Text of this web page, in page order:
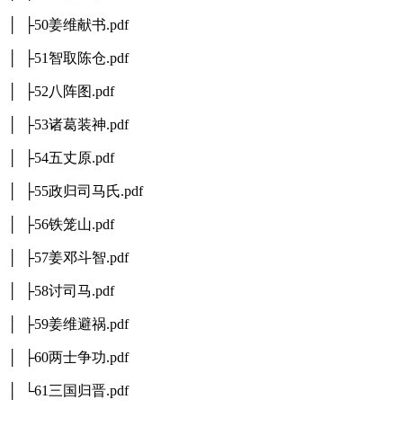
│ ├50姜维献书.pdf
│ ├51智取陈仓.pdf
│ ├52八阵图.pdf
│ ├53诸葛装神.pdf
│ ├54五丈原.pdf
│ ├55政归司马氏.pdf
│ ├56铁笼山.pdf
│ ├57姜邓斗智.pdf
│ ├58讨司马.pdf
│ ├59姜维避祸.pdf
│ ├60两士争功.pdf
│ └61三国归晋.pdf